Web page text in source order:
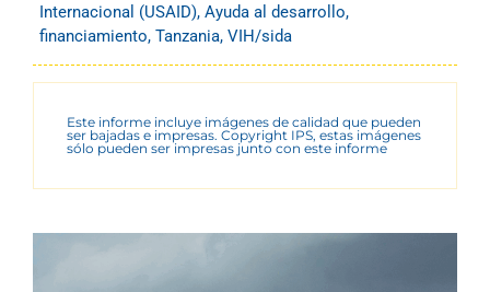
Internacional (USAID), Ayuda al desarrollo,
financiamiento, Tanzania, VIH/sida
Este informe incluye imágenes de calidad que pueden
ser bajadas e impresas. Copyright IPS, estas imágenes
sólo pueden ser impresas junto con este informe